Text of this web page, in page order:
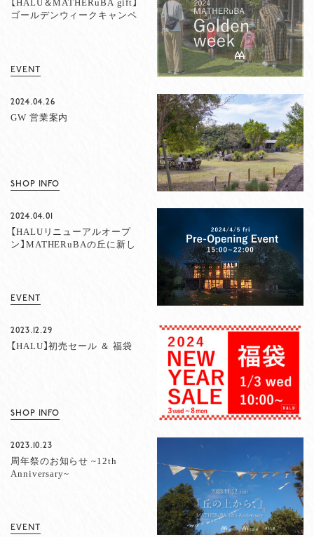
ゴールデンウィークキャンペ
EVENT
2024.04.26
GW 営業案内
SHOP INFO
2024.04.01
【HALUリニューアルオープ
ン】MATHERuBAの丘に新し
EVENT
2023.12.29
【HALU】初売セール ＆ 福袋
SHOP INFO
2023.10.23
周年祭のお知らせ ~12th
Anniversary~
EVENT